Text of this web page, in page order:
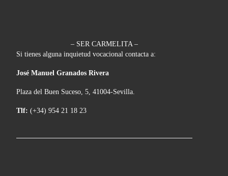
– SER CARMELITA –
Si tienes alguna inquietud vocacional contacta a:
José Manuel Granados Rivera
Plaza del Buen Suceso, 5, 41004-Sevilla.
Tlf: (+34) 954 21 18 23